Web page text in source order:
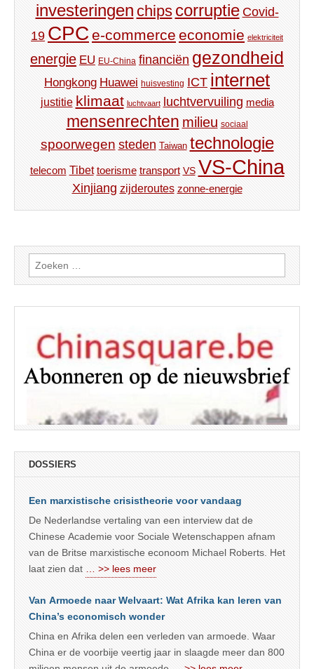
investeringen chips corruptie Covid-
19 CPC e-commerce economie elektriciteit
energie EU EU-China financiën gezondheid
Hongkong Huawei huisvesting ICT internet
justitie klimaat luchtvaart luchtvervuiling media
mensenrechten milieu sociaal
spoorwegen steden Taiwan technologie
telecom Tibet toerisme transport VS VS-China
Xinjiang zijderoutes zonne-energie
Zoeken
naar:
DOSSIERS
Een marxistische crisistheorie voor vandaag
De Nederlandse vertaling van een interview dat de
Chinese Academie voor Sociale Wetenschappen afnam
van de Britse marxistische econoom Michael Roberts. Het
laat zien dat
… >> lees meer
Van Armoede naar Welvaart: Wat Afrika kan leren van
China’s economisch wonder
China en Afrika delen een verleden van armoede. Waar
China er de voorbije veertig jaar in slaagde meer dan 800